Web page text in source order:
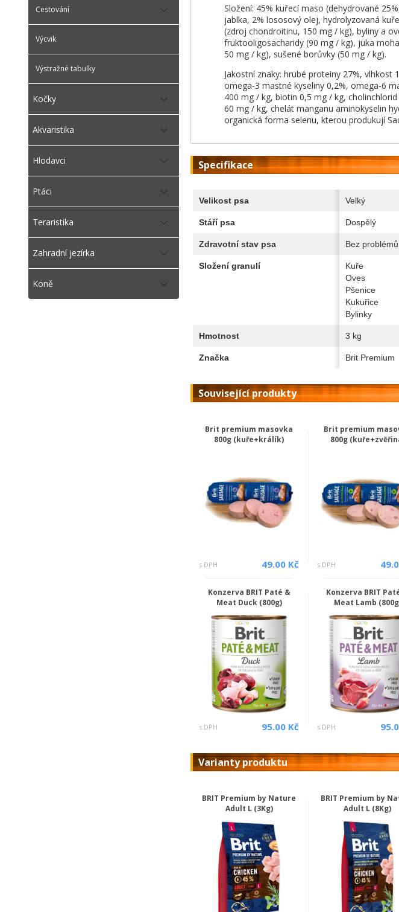
Cestování
Výcvik
Výstražné tabulky
Kočky
Akvaristika
Hlodavci
Ptáci
Teraristika
Zahradní jezírka
Koně
Složení: 45% kuřecí maso (dehydrované
jablka, 2% lososový olej, hydrolyzovaná
(zdroj chondroitinu, 150 mg / kg), byliny a
fruktooligosacharidy (90 mg / kg), juka
50 mg / kg), sušené borůvky (50 mg / kg).
Jakostní znaky: hrubé proteiny 27%,
omega-3 mastné kyseliny 0,2%, omega-6
400 mg / kg, biotin 0,5 mg / kg,
60 mg / kg, chelát manganu aminokyselin
organická forma selenu, kterou produkují
Specifikace
Velikost psa Velký
Stáří psa Dospělý
Zdravotní stav psa Bez problémů
Složení granulí
Kuře
Oves
Pšenice
Kukuřice
Bylinky
Hmotnost 3 kg
Značka Brit Premium
Související produkty
Brit premium masovka
800g (kuře+králík)
s DPH 49.00 Kč
Brit premium
800g
s DPH
Konzerva BRIT Paté &
Meat Duck (800g)
s DPH 95.00 Kč
Konzerva BRIT
Meat Lamb
s DPH
Varianty produktu
BRIT Premium by Nature
Adult L (3Kg)
BRIT Premium by
Adult L (8Kg)